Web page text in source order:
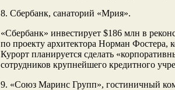
8. Сбербанк, санаторий «Мрия».
«Сбербанк» инвестирует $186 млн в
по проекту архитектора Норман Фостера,
Курорт планируется сделать
сотрудников крупнейшего кредитного
9. «Союз Маринс Групп», гостиничный